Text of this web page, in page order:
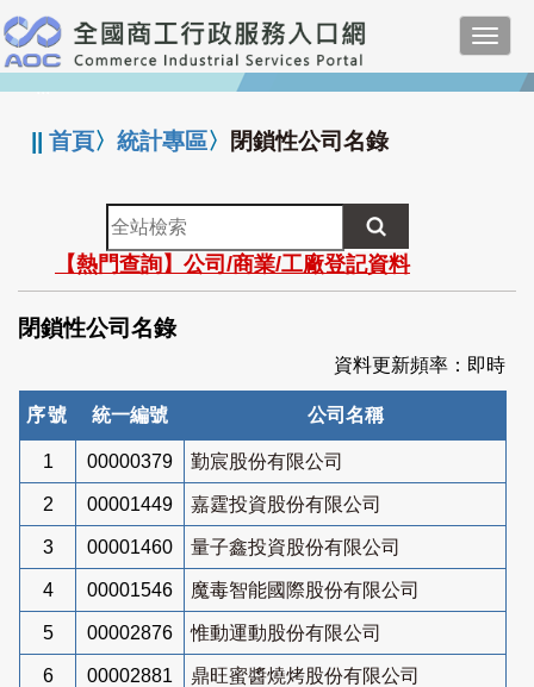
跳
到
主
要
:::
||首頁〉統計專區〉 閉鎖性公司名錄
全
站
檢
索
【熱門查詢】公司/商業/工廠登記資料
閉鎖性公司名錄
資料更新頻率：即時
序號 統一編號 公司名稱
1 00000379 勤宸股份有限公司
2 00001449 嘉霆投資股份有限公司
3 00001460 量子鑫投資股份有限公司
4 00001546 魔毒智能國際股份有限公司
5 00002876 惟動運動股份有限公司
6 00002881 鼎旺蜜醬燒烤股份有限公司